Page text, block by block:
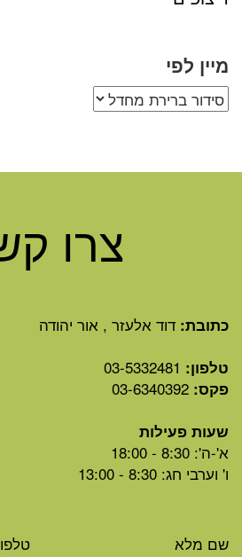
מיין לפי
צרו
כתובת: דוד אלעזר , אור יהודה
טלפון: 03-5332481
פקס: 03-6340392
שעות פעילות
א'-ה': 8:30 - 18:00
ו' וערבי חג: 8:30 - 13:00